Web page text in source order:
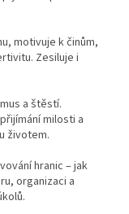
motivuje k činům,
Zesiluje i
a štěstí.
milosti a
životem.
hranic – jak
organizaci a